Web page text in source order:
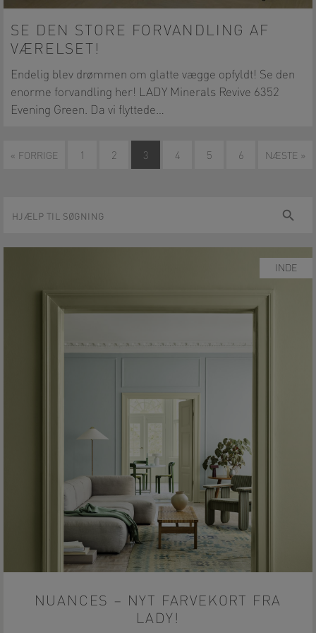
SE DEN STORE FORVANDLING AF
VÆRELSET!
Endelig blev drømmen om glatte vægge opfyldt! Se den
enorme forvandling her! LADY Minerals Revive 6352
Evening Green. Da vi flyttede…
« FORRIGE 1 2 3 4 5 6 NÆSTE »
Søg
INDE
NUANCES – NYT FARVEKORT FRA
LADY!